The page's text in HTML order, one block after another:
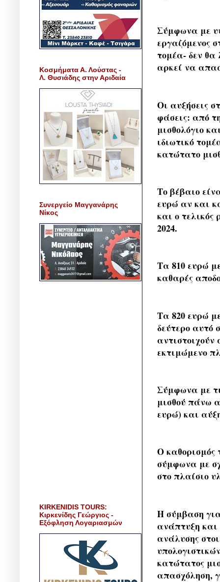
Σύμφωνα με
εργαζόμενος
τομέα- δεν θα
αρκεί να
Οι αυξήσεις
φάσεις: από
μισθολόγιο
ιδιωτικό
κατώτατο
Το βέβαιο
ευρώ αν και
και ο τελικός
2024.
Τα 810 ευρώ
καθαρές
Τα 820 ευρώ
δεύτερο αυτό
εκτιμώμενο
Σύμφωνα με
μισθού πάνω
ευρώ) και
Ο καθορισμός
σύμφωνα με
στο πλαίσιο
Η σύμβαση
ανάπτυξη και
ανάλυσης
κατώτατος
απασχόληση,
Κοσμήματα Α. Λούστας -
Λ. Θυσιάδης στην Αριδαία
Συνεργείο Μαγγανάρης
Νίκος
KIRKENIDIS TOURS:
Κιρκενίδης Γεώργιος -
Εξόφληση Λογαριασμών